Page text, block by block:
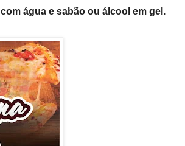
água e sabão ou álcool em gel .